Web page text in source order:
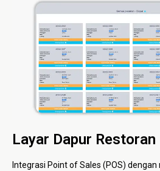
Layar Dapur Restoran
Integrasi Point of Sales (POS)